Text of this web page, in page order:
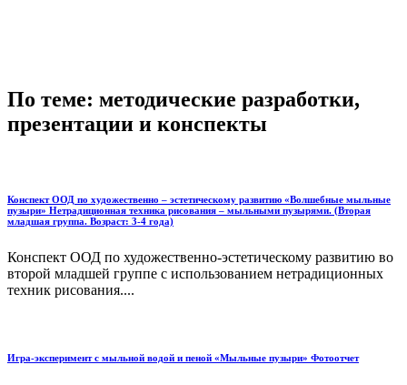
По теме: методические разработки,
презентации и конспекты
Конспект ООД по художественно – эстетическому развитию «Волшебные мыльные
пузыри» Нетрадиционная техника рисования – мыльными пузырями. (Вторая
младшая группа. Возраст: 3-4 года)
Конспект ООД по художественно-эстетическому развитию во
второй младшей группе с использованием нетрадиционных
техник рисования....
Игра-эксперимент с мыльной водой и пеной «Мыльные пузыри» Фотоотчет